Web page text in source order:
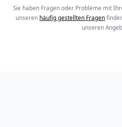
Sie haben Fragen oder Probleme mit
unseren häufig gestellten Fragen
unseren